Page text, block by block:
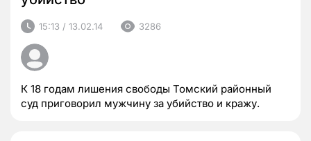
15:13 / 13.02.14 3286
К 18 годам лишения свободы Томский районный
суд приговорил мужчину за убийство и кражу.